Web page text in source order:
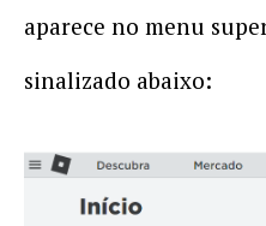
aparece no menu
sinalizado abaixo: